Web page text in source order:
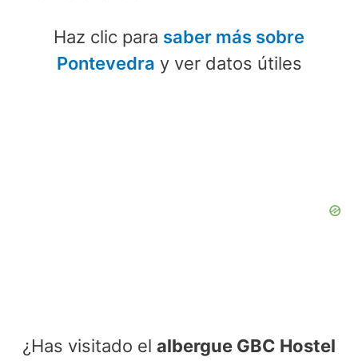
Haz clic para saber más sobre
Pontevedra y ver datos útiles
¿Has visitado el albergue GBC Hostel